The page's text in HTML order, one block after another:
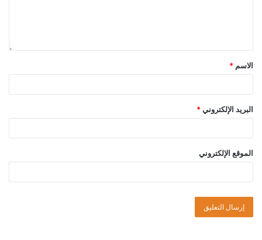
الاسم *
البريد الإلكتروني *
الموقع الإلكتروني